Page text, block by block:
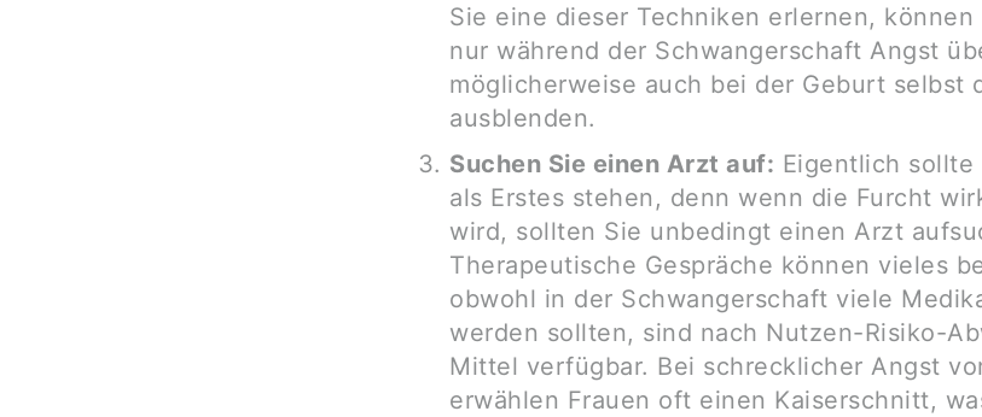
Sie eine dieser Techniken erlernen,
nur während der Schwangerschaft Angst
möglicherweise auch bei der Geburt selbst
ausblenden.
Suchen Sie einen Arzt auf: Eigentlich sollte
als Erstes stehen, denn wenn die Furcht
wird, sollten Sie unbedingt einen Arzt
Therapeutische Gespräche können vieles
obwohl in der Schwangerschaft viele
werden sollten, sind nach Nutzen-Risiko-
Mittel verfügbar. Bei schrecklicher Angst
erwählen Frauen oft einen Kaiserschnitt,